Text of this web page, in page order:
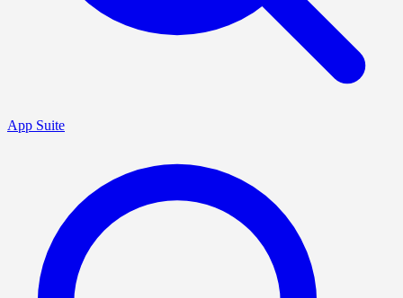
App Suite